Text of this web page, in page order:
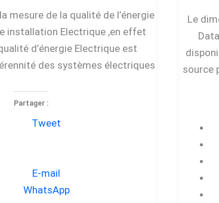
mesure de la qualité de l’énergie
installation Electrique ,en effet
d’énergie Electrique est
des systèmes électriques
Partager :
Tweet
E-mail
WhatsApp
Le
source